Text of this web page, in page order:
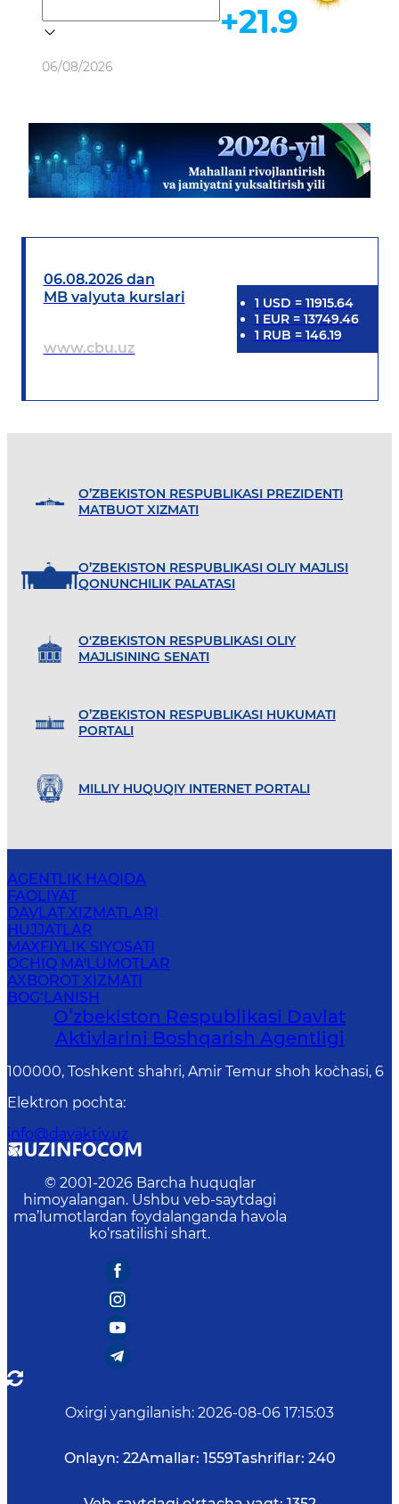
Ob-havo
06/08/2026
+21.9
06.08.2026 dan
MB valyuta kurslari
www.cbu.uz
1 USD = 11915.64
1 EUR= 13749.46
1 RUB = 146.19
O’ZBEKISTON RESPUBLIKASI PREZIDENTI
MATBUOT XIZMATI
O’ZBEKISTON RESPUBLIKASI OLIY MAJLISI
QONUNCHILIK PALATASI
O'ZBEKISTON RESPUBLIKASI OLIY
MAJLISINING SENATI
O’ZBEKISTON RESPUBLIKASI HUKUMATI
PORTALI
MILLIY HUQUQIY INTERNET PORTALI
AGENTLIK HAQIDA
FAOLIYAT
DAVLAT XIZMATLARI
HUJJATLAR
MAXFIYLIK SIYOSATI
OCHIQ MA'LUMOTLAR
AXBOROT XIZMATI
BOG‘LANISH
Oʻzbekiston Respublikasi Davlat
Aktivlarini Boshqarish Agentligi
100000, Toshkent shahri, Amir Temur shoh ko`chasi, 6
Elektron pochta:
info@davaktiv.uz
© 2001-2026 Barcha huquqlar
himoyalangan. Ushbu veb-saytdagi
ma’lumotlardan foydalanganda havola
ko‘rsatilishi shart.
Oxirgi yangilanish: 2026-08-06 17:15:03
Onlayn: 22Amallar: 1559Tashriflar: 240